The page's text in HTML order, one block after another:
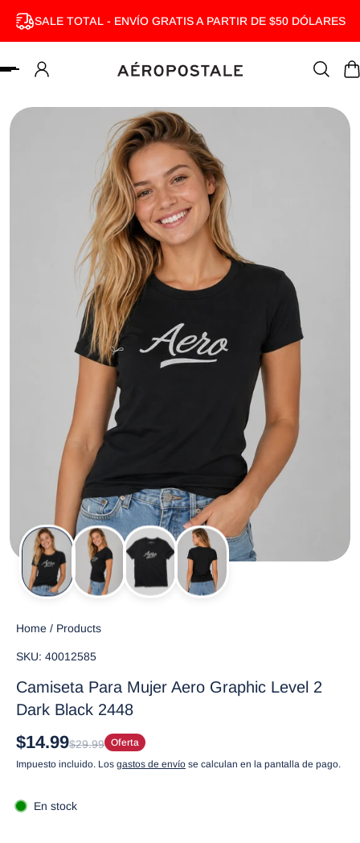
AL CONTENIDO
SALE TOTAL - ENVÍO GRATIS A PARTIR DE $50 DÓLARES
Home / Products
SKU: 40012585
Camiseta Para Mujer Aero Graphic Level 2
Dark Black 2448
$14.99$29.99 Oferta
Impuesto incluido. Los gastos de envío se calculan en la pantalla de pago.
En stock